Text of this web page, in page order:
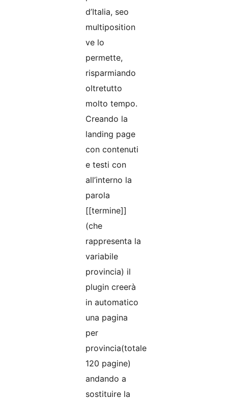
d’Italia, seo
multiposition
ve lo
permette,
risparmiando
oltretutto
molto tempo.
Creando la
landing page
con contenuti
e testi con
all’interno la
parola
[[termine]]
(che
rappresenta la
variabile
provincia) il
plugin creerà
in automatico
una pagina
per
provincia(totale
120 pagine)
andando a
sostituire la